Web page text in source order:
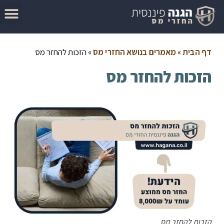
דף הבית»מאמרים בנושא החזרי מס» הזכות להחזר מס
הזכות להחזר מס
הזכות להחזר מס